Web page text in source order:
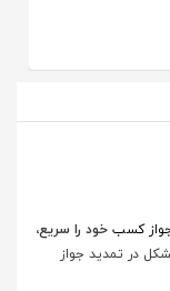
کسبخود را سریع،
در تمدید جواز